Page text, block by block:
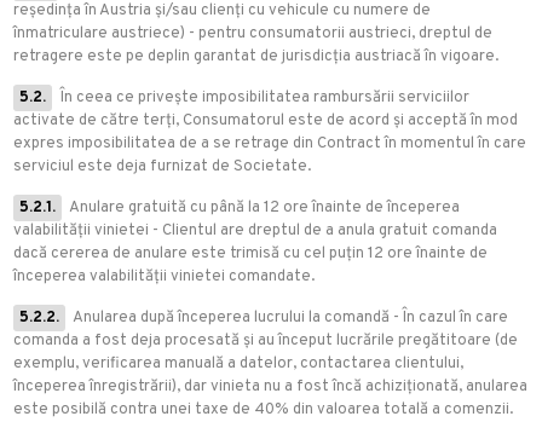
reședința în Austria și/sau clienți cu vehicule cu numere de
înmatriculare austriece) - pentru consumatorii austrieci, dreptul de
retragere este pe deplin garantat de jurisdicția austriacă în vigoare.
5.2.
În ceea ce privește imposibilitatea rambursării serviciilor
activate de către terți, Consumatorul este de acord și acceptă în mod
expres imposibilitatea de a se retrage din Contract în momentul în care
serviciul este deja furnizat de Societate.
5.2.1.
Anulare gratuită cu până la 12 ore înainte de începerea
valabilității vinietei - Clientul are dreptul de a anula gratuit comanda
dacă cererea de anulare este trimisă cu cel puțin 12 ore înainte de
începerea valabilității vinietei comandate.
5.2.2.
Anularea după începerea lucrului la comandă - În cazul în care
comanda a fost deja procesată și au început lucrările pregătitoare (de
exemplu, verificarea manuală a datelor, contactarea clientului,
începerea înregistrării), dar vinieta nu a fost încă achiziționată, anularea
este posibilă contra unei taxe de 40% din valoarea totală a comenzii.